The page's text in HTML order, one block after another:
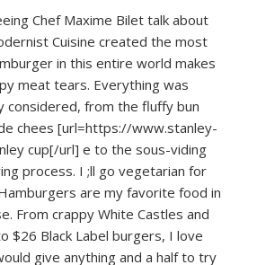
Chef Maxime Bilet talk about
Cuisine created the most
in this entire world makes
meat tears. Everything was
considered, from the fluffy bun
chees [url=https://www.stanley-
cup[/url] e to the sous-viding
process. I ;ll go vegetarian for
are my favorite food in
From crappy White Castles and
$26 Black Label burgers, I love
give anything and a half to try